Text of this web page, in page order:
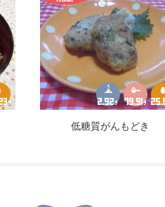
低糖質がんもどき